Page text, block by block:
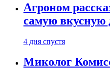
Агроном
самую
4 дня спустя
Миколог